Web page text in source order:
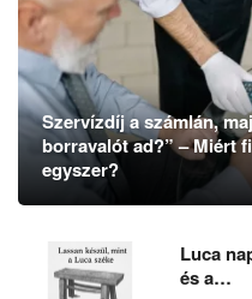
Szervízdíj a számlán,
borravalót ad?” – Miért
egyszer?
Luca
és a…